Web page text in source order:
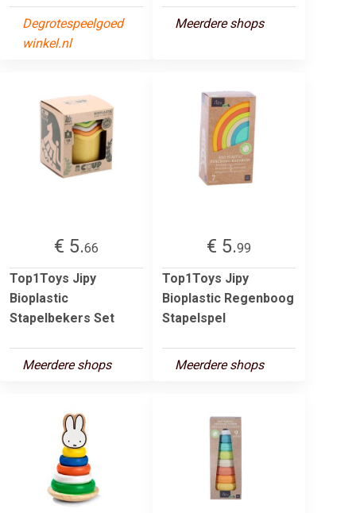
Degrotespeelgoed
winkel.nl
Meerdere shops
€ 5.66
Top1Toys Jipy
Bioplastic
Stapelbekers Set
Meerdere shops
€ 5.99
Top1Toys Jipy
Bioplastic Regenboog
Stapelspel
Meerdere shops